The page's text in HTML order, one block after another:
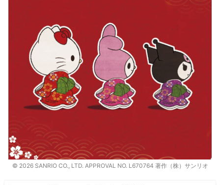
© 2026 SANRIO CO., LTD. APPROVAL NO. L670764 著作（株）サンリオ